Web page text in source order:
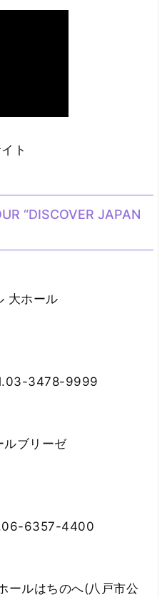
ト
“DISCOVER JAPAN
大ホール
3478-9999
ルブリーゼ
6357-4400
ールはちのへ(八戸市公